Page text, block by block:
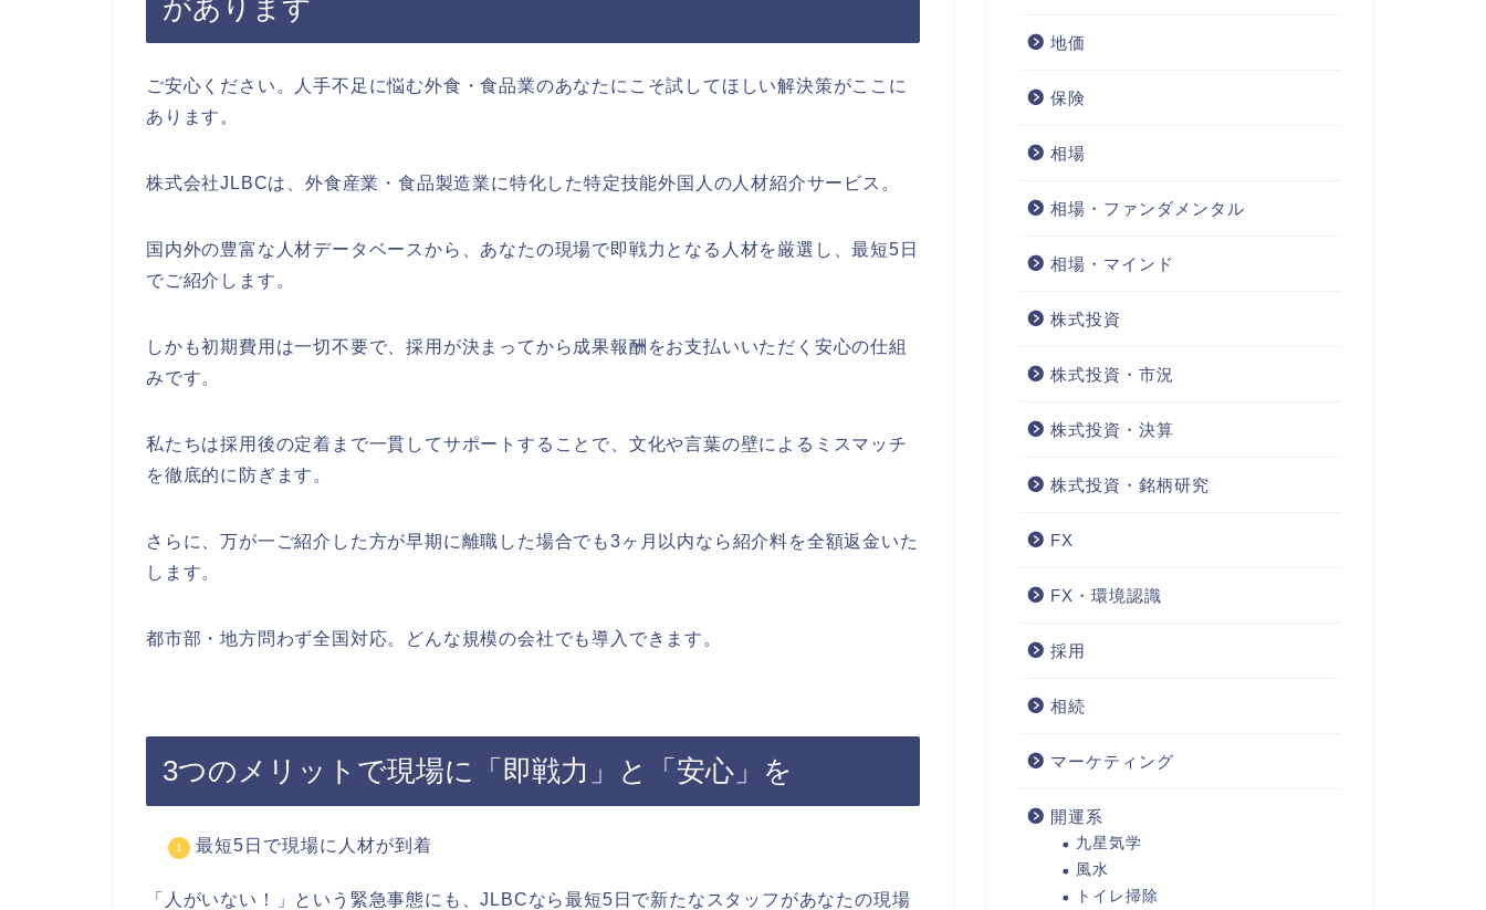
があります
ご安心ください。人手不足に悩む外食・食品業のあなたにこそ試してほしい解決策がここに
あります。
株式会社JLBCは、外食産業・食品製造業に特化した特定技能外国人の人材紹介サービス。
国内外の豊富な人材データベースから、あなたの現場で即戦力となる人材を厳選し、最短5日
でご紹介します。
しかも初期費用は一切不要で、採用が決まってから成果報酬をお支払いいただく安心の仕組
みです。
私たちは採用後の定着まで一貫してサポートすることで、文化や言葉の壁によるミスマッチ
を徹底的に防ぎます。
さらに、万が一ご紹介した方が早期に離職した場合でも3ヶ月以内なら紹介料を全額返金いた
します。
都市部・地方問わず全国対応。どんな規模の会社でも導入できます。
3つのメリットで現場に「即戦力」と「安心」を
最短5日で現場に人材が到着
「人がいない！」という緊急事態にも、JLBCなら最短5日で新たなスタッフがあなたの現場
地価
保険
相場
相場・ファンダメンタル
相場・マインド
株式投資
株式投資・市況
株式投資・決算
株式投資・銘柄研究
FX
FX・環境認識
採用
相続
マーケティング
開運系
九星気学
風水
トイレ掃除